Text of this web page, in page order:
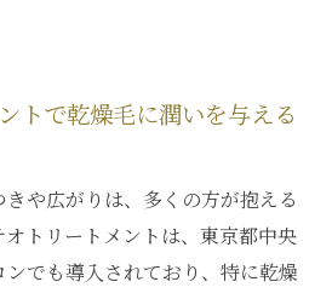
トで乾燥毛に潤いを与える
や広がりは、多くの方が抱える
トリートメントは、東京都中央
でも導入されており、特に乾燥